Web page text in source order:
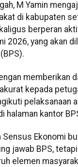
M Yamin
di kabupaten
berperan
2026, yang akan
memberikan
kepada
pelaksanaan
halaman kantor
Sensus Ekonomi
jawab BPS,
elemen